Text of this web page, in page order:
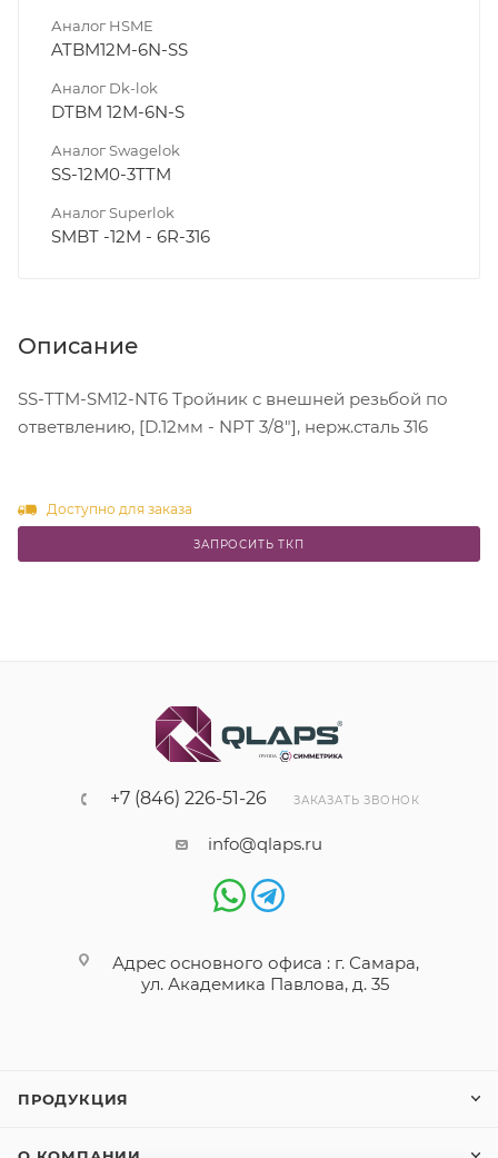
Аналог HSME
ATBM12M-6N-SS
Аналог Dk-lok
DTBM 12M-6N-S
Аналог Swagelok
SS-12M0-3TTM
Аналог Superlok
SMBT -12M - 6R-316
Описание
SS-TTM-SM12-NT6 Тройник с внешней резьбой по
ответвлению, [D.12мм - NPT 3/8"], нерж.сталь 316
Доступно для заказа
ЗАПРОСИТЬ ТКП
+7 (846) 226-51-26 ЗАКАЗАТЬ ЗВОНОК
info@qlaps.ru
Адрес основного офиса : г. Самара,
ул. Академика Павлова, д. 35
ПРОДУКЦИЯ